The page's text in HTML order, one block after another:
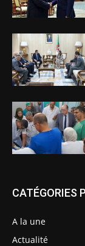
CATÉGORIES
A la une
Actualité